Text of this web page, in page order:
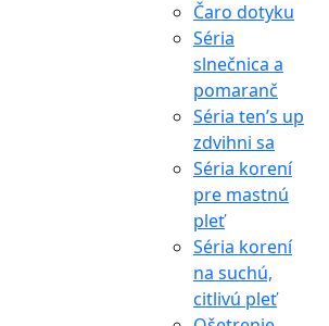
Čaro dotyku
Séria
slnečnica a
pomaranč
Séria ten’s up
zdvihni sa
Séria korení
pre mastnú
pleť
Séria korení
na suchú,
citlivú pleť